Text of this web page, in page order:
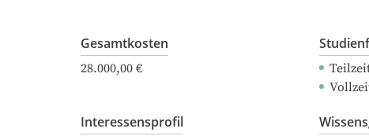
Gesamtkosten
28.000,00 €
Interessensprofil